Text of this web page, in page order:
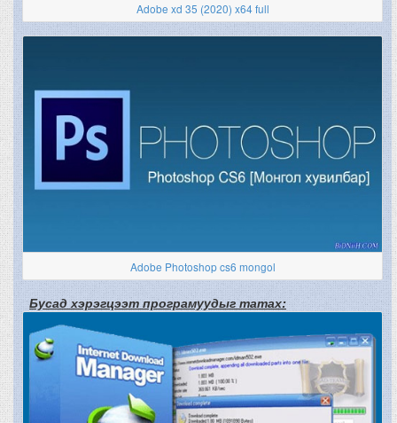
Adobe xd 35 (2020) x64 full
Adobe Photoshop cs6 mongol
Бусад хэрэгцээт програмуудыг татах: